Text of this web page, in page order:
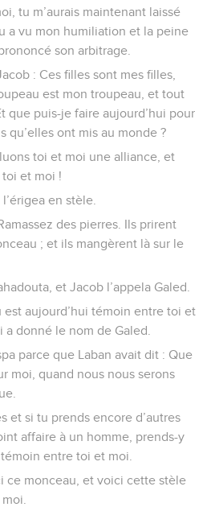
tu m’aurais maintenant laissé
a vu mon humiliation et la peine
son arbitrage.
: Ces filles sont mes filles,
est mon troupeau, et tout
que puis-je faire aujourd’hui pour
qu’elles ont mis au monde ?
toi et moi une alliance, et
et moi !
en stèle.
des pierres. Ils prirent
; et ils mangèrent là sur le
et Jacob l’appela Galed.
est aujourd’hui témoin entre toi et
a donné le nom de Galed.
parce que Laban avait dit : Que
moi, quand nous nous serons
et si tu prends encore d’autres
affaire à un homme, prends-y
entre toi et moi.
ce monceau, et voici cette stèle